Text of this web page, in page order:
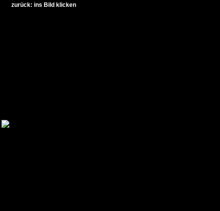
zurück: ins Bild klicken